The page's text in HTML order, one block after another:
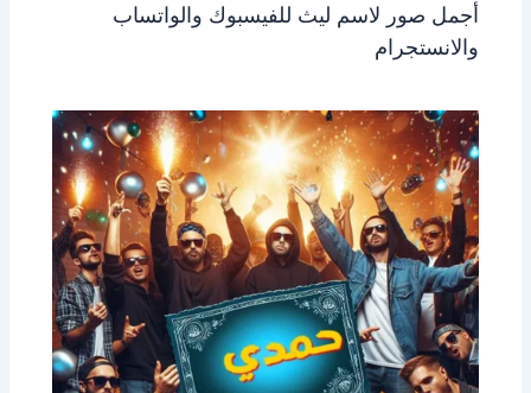
أجمل صور لاسم ليث للفيسبوك والواتساب
والانستجرام